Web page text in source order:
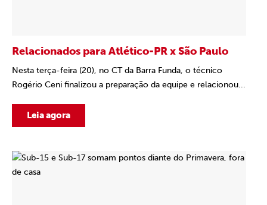
Relacionados para Atlético-PR x São Paulo
Nesta terça-feira (20), no CT da Barra Funda, o técnico
Rogério Ceni finalizou a preparação da equipe e relacionou...
Leia agora